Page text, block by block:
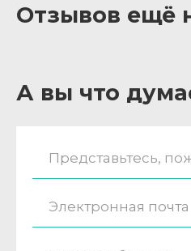
Отзывов ещё
А вы что